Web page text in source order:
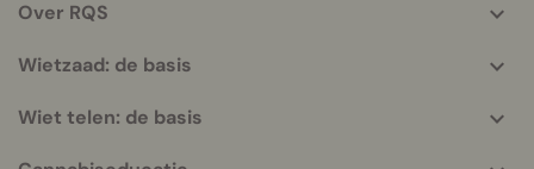
info
Over RQS
Wietzaad: de basis
Wiet telen: de basis